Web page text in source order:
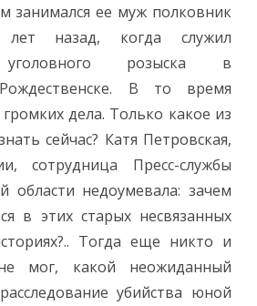
занимался ее муж полковник
назад, когда служил
уголовного розыска в
В то время
дела. Только какое из
сейчас? Катя Петровская,
сотрудница Пресс-службы
области недоумевала: зачем
в этих старых несвязанных
Тогда еще никто и
мог, какой неожиданный
убийства юной